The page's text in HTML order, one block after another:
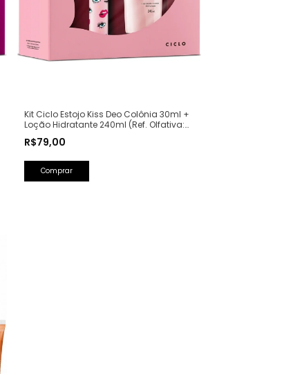
Kit Ciclo Estojo Kiss Deo Colônia 30ml +
Loção Hidratante 240ml (Ref. Olfativa:
R$79,00